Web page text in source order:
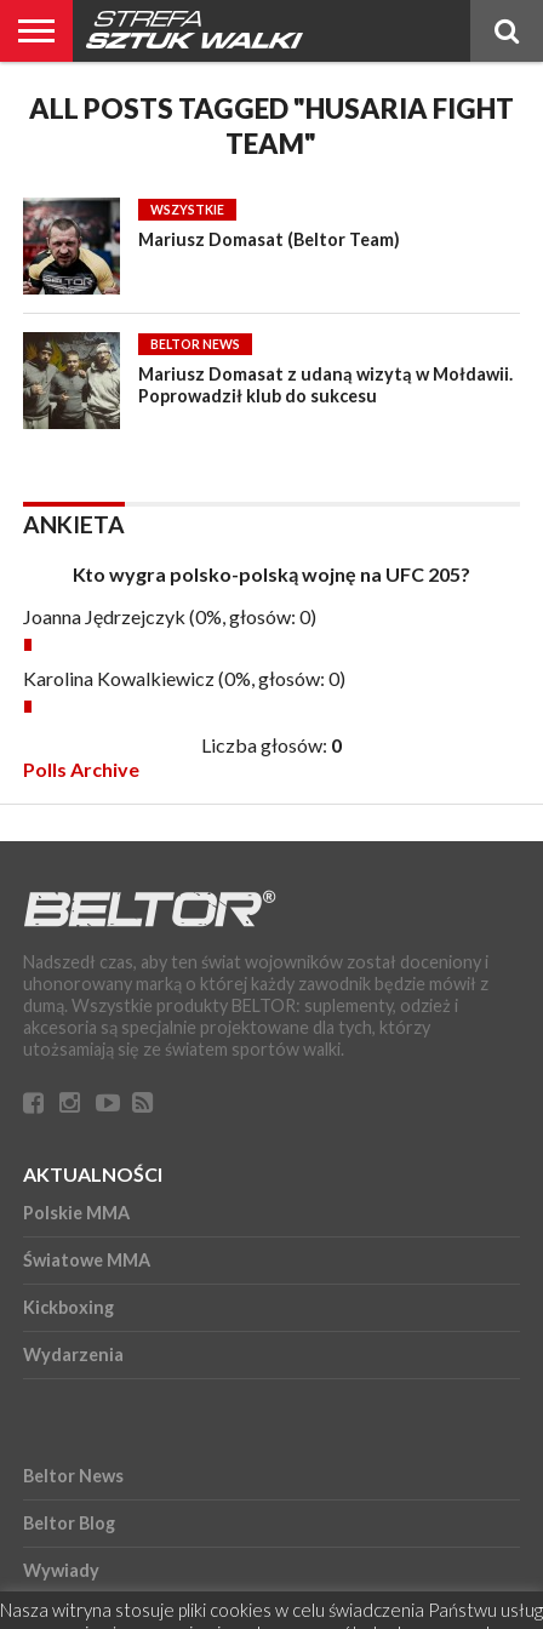
BLOG
BELTOR
NEWS
KICKBOXING
OGŁOSZENIA
POLSKIE
MMA
PUBLICYSTYKA
RANKING
MMA
RANKING
PL
RELACJE
ŚWIATOWE
MMA
WYWIADY
ALL POSTS TAGGED "HUSARIA FIGHT
TEAM"
WSZYSTKIE
Mariusz Domasat (Beltor Team)
BELTOR NEWS
Mariusz Domasat z udaną wizytą w Mołdawii.
Poprowadził klub do sukcesu
ANKIETA
Kto wygra polsko-polską wojnę na UFC 205?
Joanna Jędrzejczyk (0%, głosów: 0)
Karolina Kowalkiewicz(0%, głosów: 0)
Liczba głosów: 0
Polls Archive
Nadszedł czas, aby ten świat wojowników został doceniony i
uhonorowany marką o której każdy zawodnik będzie mówił z
dumą. Wszystkie produkty BELTOR: suplementy, odzież i
akcesoria są specjalnie projektowane dla tych, którzy
utożsamiają się ze światem sportów walki.
AKTUALNOŚCI
Polskie MMA
Światowe MMA
Kickboxing
Wydarzenia
Beltor News
Beltor Blog
Wywiady
Nasza witryna stosuje pliki cookies w celu świadczenia Państwu usług